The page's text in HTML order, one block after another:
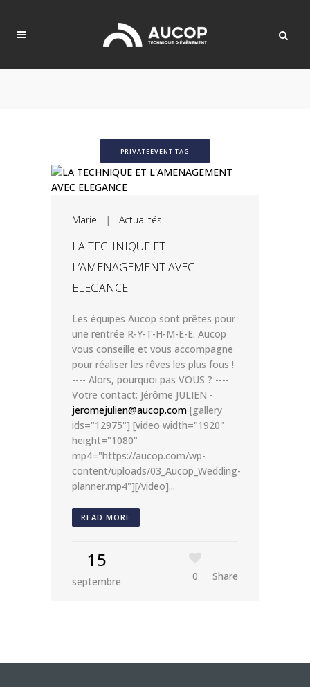
PRIVATEEVENT TAG
Marie | Actualités
LA TECHNIQUE ET
L’AMENAGEMENT AVEC
ELEGANCE
Les équipes Aucop sont prêtes pour
une rentrée R-Y-T-H-M-E-E. Aucop
vous conseille et vous accompagne
pour réaliser les rêves les plus fous !
---- Alors, pourquoi pas VOUS ? ----
Votre contact: Jérôme JULIEN -
jeromejulien@aucop.com [gallery
ids="12975"] [video width="1920"
height="1080"
mp4="https://aucop.com/wp-
content/uploads/03_Aucop_Wedding-
planner.mp4"][/video]...
READ MORE
15
septembre 0 Share